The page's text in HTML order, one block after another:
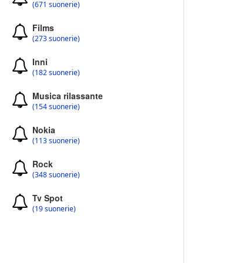
(671 suonerie)
Films
(273 suonerie)
Inni
(182 suonerie)
Musica rilassante
(154 suonerie)
Nokia
(113 suonerie)
Rock
(348 suonerie)
Tv Spot
(19 suonerie)